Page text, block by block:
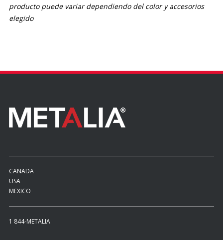
producto puede variar dependiendo del color y accesorios
elegido
CANADA
USA
MEXICO
1 844-METALIA